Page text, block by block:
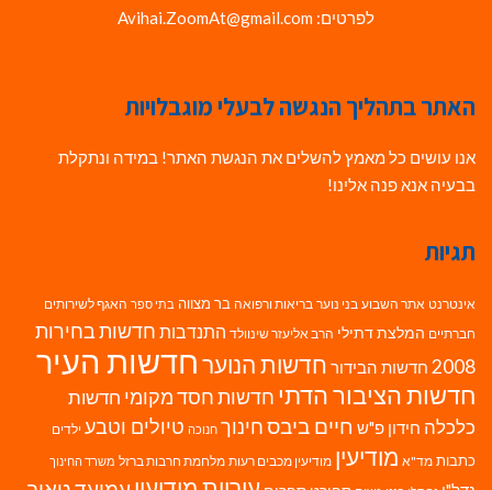
לפרטים: Avihai.ZoomAt@gmail.com
האתר בתהליך הנגשה לבעלי מוגבלויות
אנו עושים כל מאמץ להשלים את הנגשת האתר! במידה ונתקלת
בבעיה אנא פנה אלינו!
תגיות
אינטרנט אתר השבוע בני נוער בריאות ורפואה בר מצווה בתי ספר האגף לשירותים
חברתיים המלצת דתילי הרב אליעזר שינוולד התנדבות חדשות בחירות
2008 חדשות הבידור חדשות הנוערחדשות העיר
חדשות הציבור הדתי חדשות חסד מקומי חדשות
כלכלה חידון פ"ש חיים ביבסחינוך חנוכה טיולים וטבע ילדים
כתבות מד"א מודיעין מודיעין מכבים רעות מלחמת חרבות ברזל משרד החינוך